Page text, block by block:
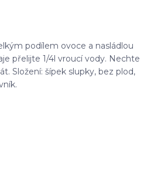
podílem ovoce a nasládlou
přelijte 1/4l vroucí vody. Nechte
Složení: šípek slupky, bez plod,